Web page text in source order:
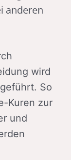
anderen
wird
So
Kuren zur
und